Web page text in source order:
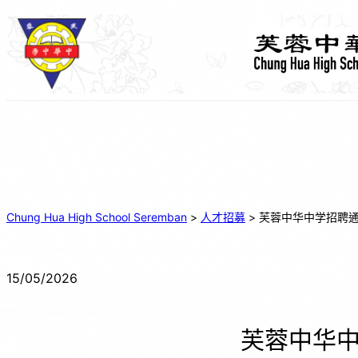
跳
Chung Hua High School Seremban > 人才招募 > 芙蓉中华中学招聘
15/05/2026
芙蓉中华